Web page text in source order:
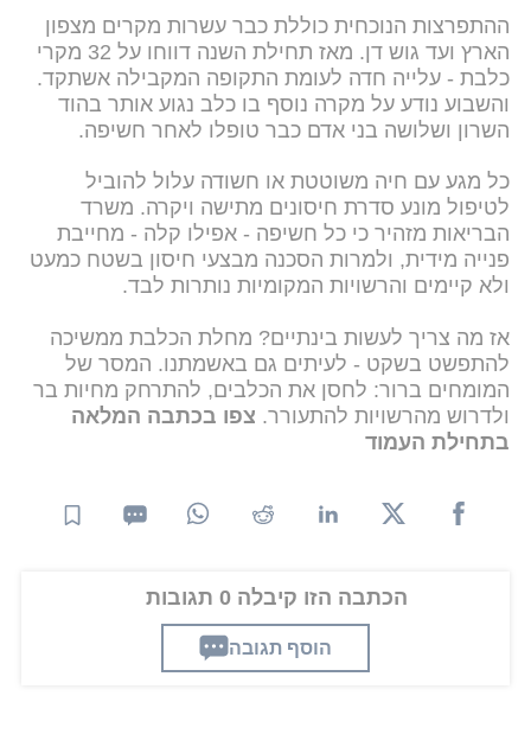
ההתפרצות הנוכחית כוללת כבר עשרות מקרים מצפון
הארץ ועד גוש דן. מאז תחילת השנה דווחו על 32 מקרי
כלבת - עלייה חדה לעומת התקופה המקבילה אשתקד.
והשבוע נודע על מקרה נוסף בו כלב נגוע אותר בהוד
השרון ושלושה בני אדם כבר טופלו לאחר חשיפה.
כל מגע עם חיה משוטטת או חשודה עלול להוביל
לטיפול מונע סדרת חיסונים מתישה ויקרה. משרד
הבריאות מזהיר כי כל חשיפה - אפילו קלה - מחייבת
פנייה מידית, ולמרות הסכנה מבצעי חיסון בשטח כמעט
ולא קיימים והרשויות המקומיות נותרות לבד.
אז מה צריך לעשות בינתיים? מחלת הכלבת ממשיכה
להתפשט בשקט - לעיתים גם באשמתנו. המסר של
המומחים ברור: לחסן את הכלבים, להתרחק מחיות בר
ולדרוש מהרשויות להתעורר. צפו בכתבה המלאה
בתחילת העמוד
הכתבה הזו קיבלה 0 תגובות
הוסף תגובה